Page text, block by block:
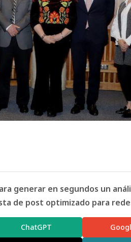
generar en segundos un
de post optimizado para
ChatGPT